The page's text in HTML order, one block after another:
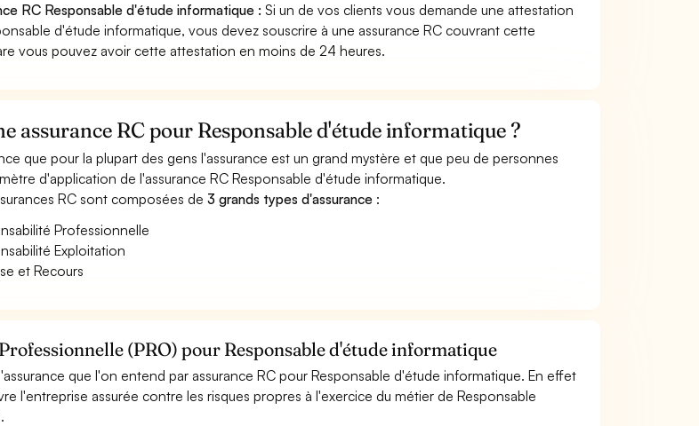
RC Responsable d'étude informatique : Si un de vos clients vous demande une attestation
d'étude informatique, vous devez souscrire à une assurance RC couvrant cette
vous pouvez avoir cette attestation en moins de 24 heures.
assurance RC pour Responsable d'étude informatique ?
que pour la plupart des gens l'assurance est un grand mystère et que peu de personnes
d'application de l'assurance RC Responsable d'étude informatique.
RC sont composées de3 grands types d'assurance :
Professionnelle
Exploitation
et Recours
(PRO) pour Responsable d'étude informatique
que l'on entend par assurance RC pour Responsable d'étude informatique. En effet
l'entreprise assurée contre les risques propres à l'exercice du métier de Responsable